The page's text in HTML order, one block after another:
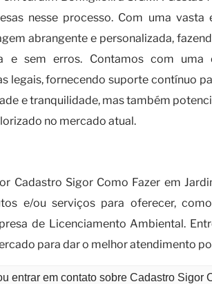
nesse processo. Com uma
abrangente e personalizada,
e sem erros. Contamos com uma
legais, fornecendo suporte contínuo
e tranquilidade, mas também
no mercado atual.
Cadastro Sigor Como Fazer em
e/ou serviços para oferecer,
de Licenciamento Ambiental.
para dar o melhor atendimento
entrar em contato sobre Cadastro Sigor